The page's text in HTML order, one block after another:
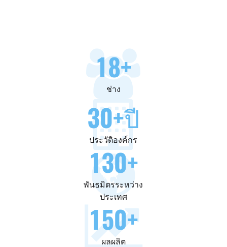
18+
ช่าง
30+ปี
ประวัติองค์กร
130+
พันธมิตรระหว่าง
ประเทศ
150+
ผลผลิต